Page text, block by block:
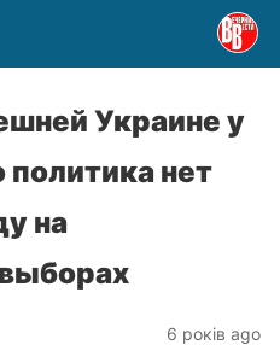
Украине у
политика нет
на
6 років ago